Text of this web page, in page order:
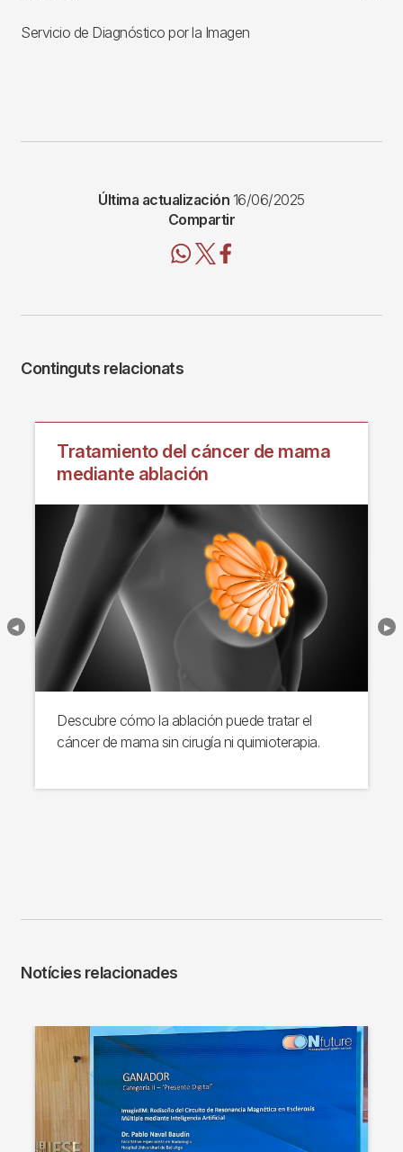
Servicio de Diagnóstico por la Imagen
Última actualización 16/06/2025
Compartir
Continguts relacionats
Tratamiento del cáncer de mama
mediante ablación
Descubre cómo la ablación puede tratar el
cáncer de mama sin cirugía ni quimioterapia.
Notícies relacionades